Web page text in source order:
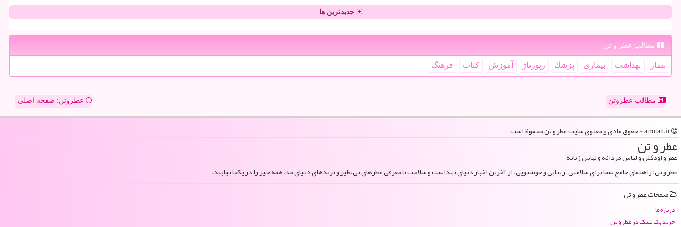
جدیدترین ها
مطالب عطر و تن
بیمار بهداشت بیماری پزشك رپورتاژ آموزش كتاب فرهنگ
مطالب عطروتن عطروتن: صفحه اصلی
عطر و تن
عطر و اودکلن و لباس مردانه و لباس زنانه
عطر و تن: راهنمای جامع شما برای سلامتی، زیبایی و خوشبویی. از آخرین اخبار دنیای بهداشت و سلامت تا معرفی عطرهای بی‌نظیر و ترندهای دنیای مد، همه چیز را در یکجا بیابید.
صفحات عطر و تن
درباره ما
خرید بک لینک در عطر و تن